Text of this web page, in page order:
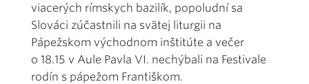
viacerých rímskych bazilík, popoludní sa
Slováci zúčastnili na svätej liturgii na
Pápežskom východnom inštitúte a večer
o 18.15 v Aule Pavla VI. nechýbali na Festivale
rodín s pápežom Františkom.